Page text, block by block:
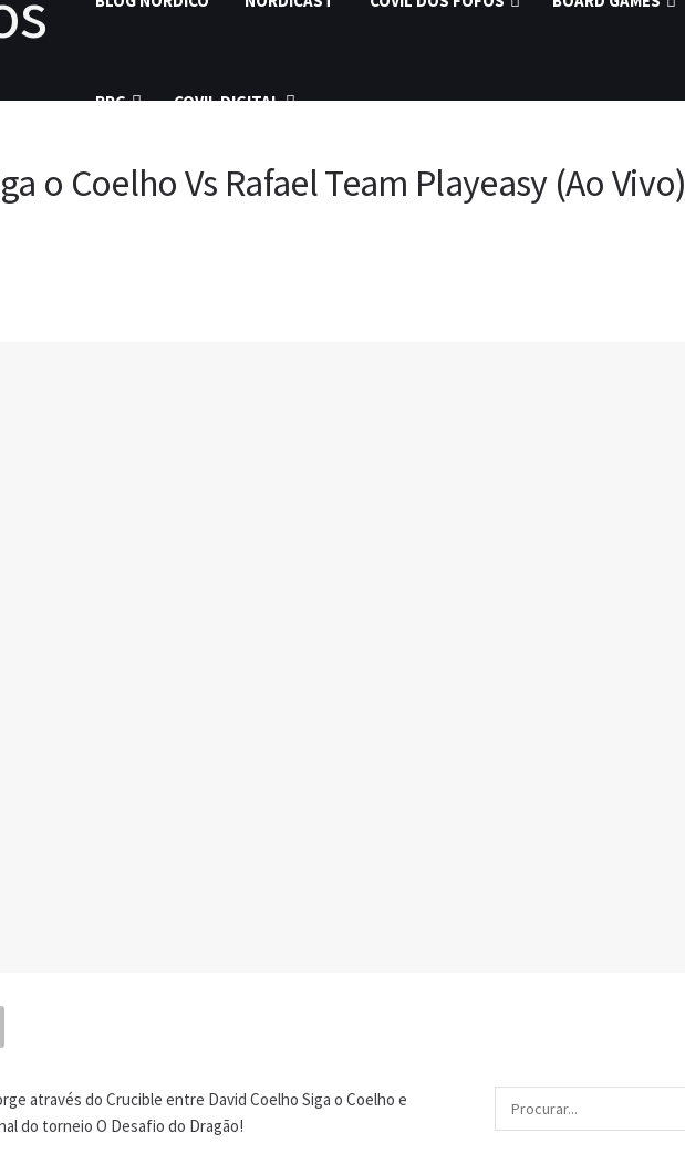
RPG COVIL DIGITAL
o Coelho Vs Rafael Team Playeasy (Ao Vivo)
através do Crucible entre David Coelho Siga o Coelho e
do torneio O Desafio do Dragão!